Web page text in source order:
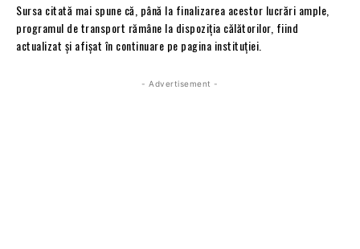
Sursa citată mai spune că, până la finalizarea acestor lucrări ample,
programul de transport rămâne la dispoziția călătorilor, fiind
actualizat și afișat în continuare pe pagina instituției.
- Advertisement -